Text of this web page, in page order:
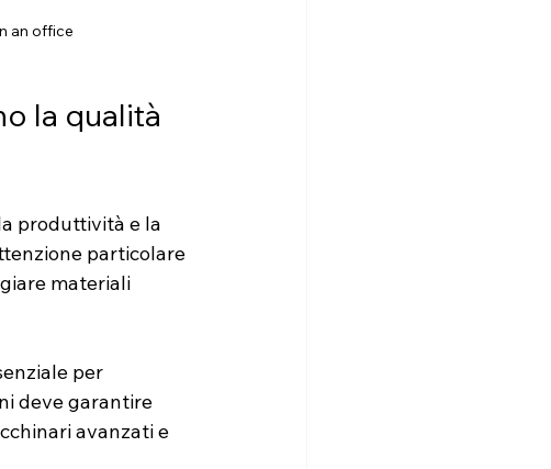
an office
la qualità
produttività e la
particolare
materiali
per
deve garantire
avanzati e